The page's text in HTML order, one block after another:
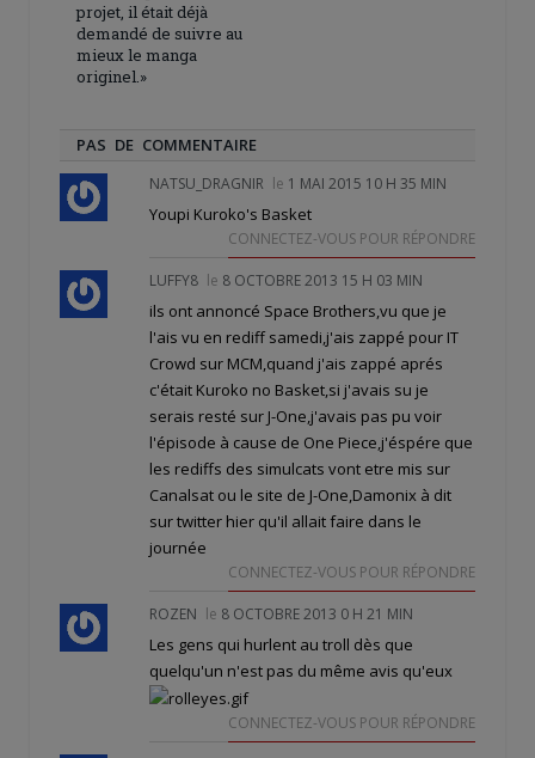
projet, il était déjà
demandé de suivre au
mieux le manga
originel.»
PAS DE COMMENTAIRE
NATSU_DRAGNIR le 1 MAI 2015 10 H 35 MIN
Youpi Kuroko's Basket
CONNECTEZ-VOUS POUR RÉPONDRE
LUFFY8 le 8 OCTOBRE 2013 15 H 03 MIN
ils ont annoncé Space Brothers,vu que je
l'ais vu en rediff samedi,j'ais zappé pour IT
Crowd sur MCM,quand j'ais zappé aprés
c'était Kuroko no Basket,si j'avais su je
serais resté sur J-One,j'avais pas pu voir
l'épisode à cause de One Piece,j'éspére que
les rediffs des simulcats vont etre mis sur
Canalsat ou le site de J-One,Damonix à dit
sur twitter hier qu'il allait faire dans le
journée
CONNECTEZ-VOUS POUR RÉPONDRE
ROZEN le 8 OCTOBRE 2013 0 H 21 MIN
Les gens qui hurlent au troll dès que
quelqu'un n'est pas du même avis qu'eux
CONNECTEZ-VOUS POUR RÉPONDRE